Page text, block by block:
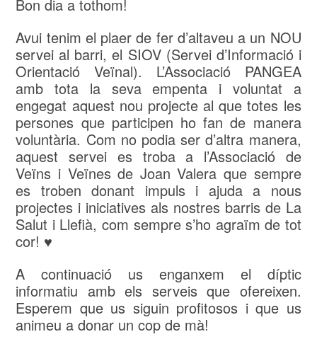
Bon dia a tothom!
Avui tenim el plaer de fer d’altaveu a un NOU
servei al barri, el SIOV (Servei d’Informació i
Orientació Veïnal). L’Associació PANGEA
amb tota la seva empenta i voluntat a
engegat aquest nou projecte al que totes les
persones que participen ho fan de manera
voluntària. Com no podia ser d’altra manera,
aquest servei es troba a l’Associació de
Veïns i Veïnes de Joan Valera que sempre
es troben donant impuls i ajuda a nous
projectes i iniciatives als nostres barris de La
Salut i Llefià, com sempre s’ho agraïm de tot
cor! ♥
A continuació us enganxem el díptic
informatiu amb els serveis que ofereixen.
Esperem que us siguin profitosos i que us
animeu a donar un cop de mà!